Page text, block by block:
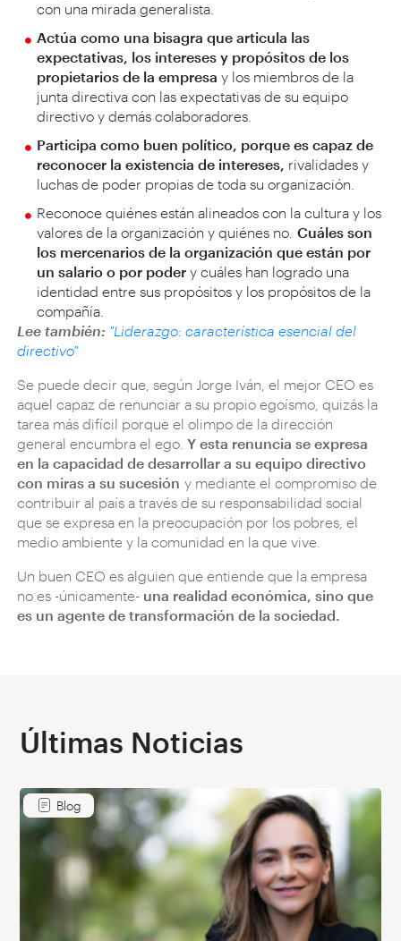
con una mirada generalista.
Actúa como una bisagra que articula las
expectativas, los intereses y propósitos de los
propietarios de la empresay los miembros de la
junta directiva con las expectativas de su equipo
directivo y demás colaboradores.
Participa como buen político, porque es capaz de
reconocer la existencia de intereses, rivalidades y
luchas de poder propias de toda su organización.
Reconoce quiénes están alineados con la cultura y los
valores de la organización y quiénes no.Cuáles son
los mercenarios de la organización que están por
un salario o por podery cuáles han logrado una
identidad entre sus propósitos y los propósitos de la
compañía.
Lee también: "Liderazgo: característica esencial del
directivo"
Se puede decir que, según Jorge Iván, el mejor CEO es
aquel capaz de renunciar a su propio egoísmo, quizás la
tarea más difícil porque el olimpo de la dirección
general encumbra el ego. Y esta renuncia se expresa
en la capacidad de desarrollar a su equipo directivo
con miras a su sucesión y mediante el compromiso de
contribuir al país a través de su responsabilidad social
que se expresa en la preocupación por los pobres, el
medio ambiente y la comunidad en la que vive.
Un buen CEO es alguien que entiende que la empresa
no es -únicamente- una realidad económica, sino que
es un agente de transformación de la sociedad.
Últimas Noticias
Blog